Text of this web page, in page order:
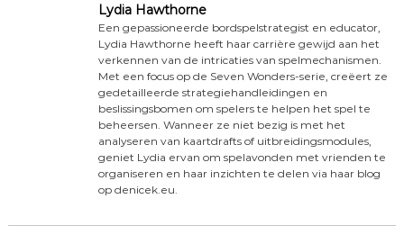
Lydia Hawthorne
Een gepassioneerde bordspelstrategist en educator,
Lydia Hawthorne heeft haar carrière gewijd aan het
verkennen van de intricaties van spelmechanismen.
Met een focus op de Seven Wonders-serie, creëert ze
gedetailleerde strategiehandleidingen en
beslissingsbomen om spelers te helpen het spel te
beheersen. Wanneer ze niet bezig is met het
analyseren van kaartdrafts of uitbreidingsmodules,
geniet Lydia ervan om spelavonden met vrienden te
organiseren en haar inzichten te delen via haar blog
op denicek.eu.